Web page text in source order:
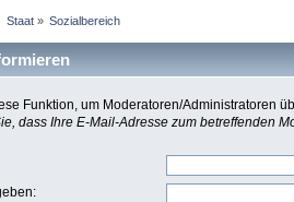
Staat» Sozialbereich
Funktion, um Moderatoren/Administratoren
dass Ihre E-Mail-Adresse zum betreffenden
: